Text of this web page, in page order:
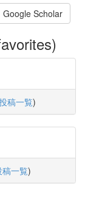
Google Scholar
稿一覧)
稿一覧)